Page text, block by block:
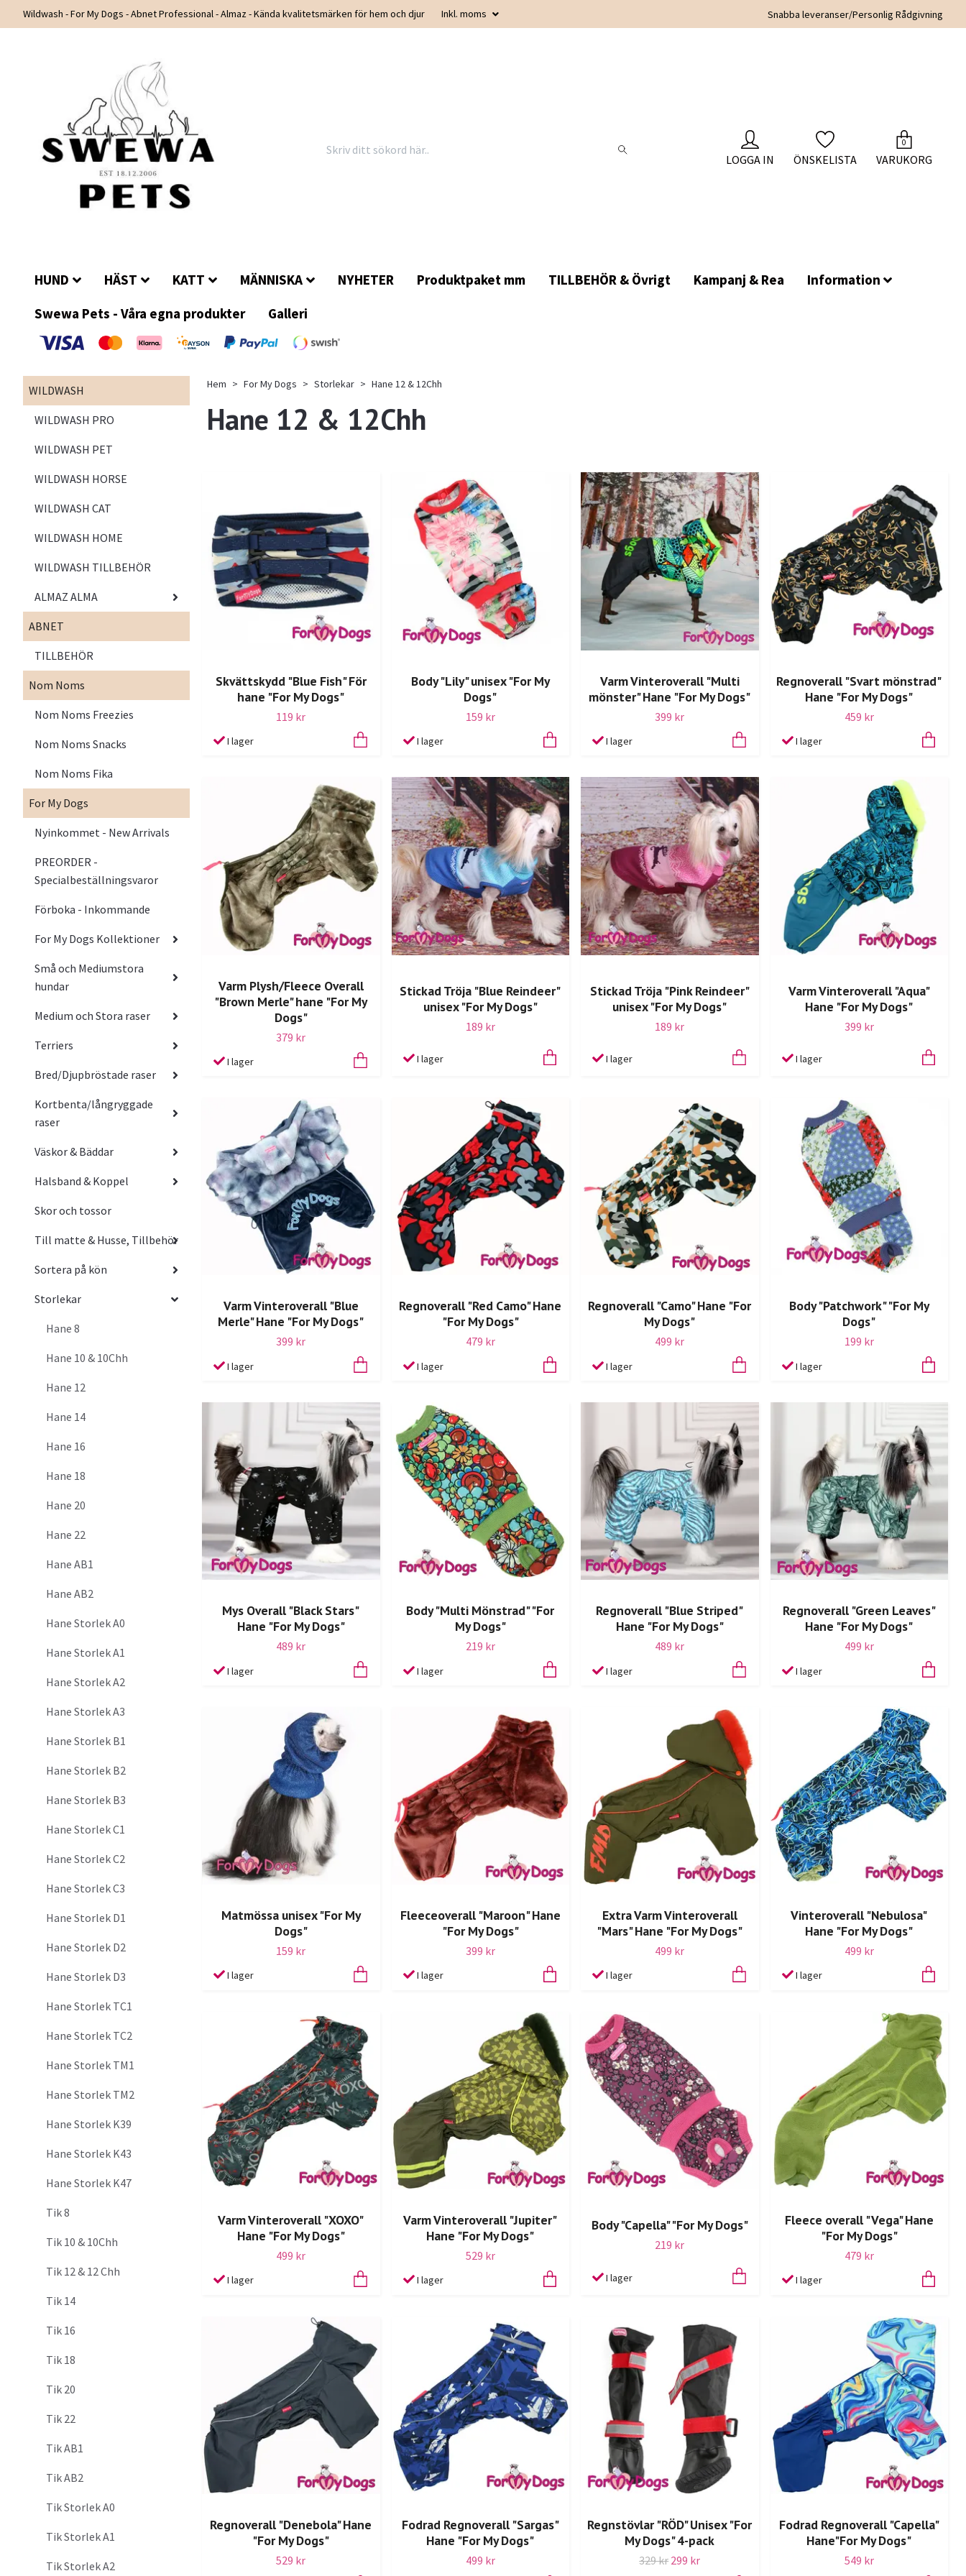
Wildwash - For My Dogs - Abnet Professional - Almaz - Kända kvalitetsmärken för hem och djur Inkl. moms Snabba leveranser/Personlig Rådgivning
LOGGA IN ÖNSKELISTA
0
VARUKORG
HUND HÄST KATT MÄNNISKA NYHETER Produktpaket mm TILLBEHÖR & Övrigt Kampanj & Rea
Information
Swewa Pets - Våra egna produkter
Galleri
WILDWASH
WILDWASH PRO
WILDWASH PET
WILDWASH HORSE
WILDWASH CAT
WILDWASH HOME
WILDWASH TILLBEHÖR
ALMAZ ALMA
ABNET
TILLBEHÖR
Nom Noms
Nom Noms Freezies
Nom Noms Snacks
Nom Noms Fika
For My Dogs
Nyinkommet - New Arrivals
PREORDER -
Specialbeställningsvaror
Förboka - Inkommande
For My Dogs Kollektioner
Små och Mediumstora
hundar
Medium och Stora raser
Terriers
Bred/Djupbröstade raser
Kortbenta/långryggade
raser
Väskor & Bäddar
Halsband & Koppel
Skor och tossor
Till matte & Husse, Tillbehör
Sortera på kön
Storlekar
Hane 8
Hane 10 & 10Chh
Hane 12
Hane 14
Hane 16
Hane 18
Hane 20
Hane 22
Hane AB1
Hane AB2
Hane Storlek A0
Hane Storlek A1
Hane Storlek A2
Hane Storlek A3
Hane Storlek B1
Hane Storlek B2
Hane Storlek B3
Hane Storlek C1
Hane Storlek C2
Hane Storlek C3
Hane Storlek D1
Hane Storlek D2
Hane Storlek D3
Hane Storlek TC1
Hane Storlek TC2
Hane Storlek TM1
Hane Storlek TM2
Hane Storlek K39
Hane Storlek K43
Hane Storlek K47
Tik 8
Tik 10 & 10Chh
Tik 12 & 12 Chh
Tik 14
Tik 16
Tik 18
Tik 20
Tik 22
Tik AB1
Tik AB2
Tik Storlek A0
Tik Storlek A1
Tik Storlek A2
Hem For My Dogs Storlekar Hane 12 & 12Chh
Hane 12 & 12Chh
Skvättskydd "Blue Fish" För
hane "For My Dogs"
119 kr
I lager
Body "Lily" unisex "For My
Dogs"
159 kr
I lager
Varm Vinteroverall "Multi
mönster" Hane "For My Dogs"
399 kr
I lager
Regnoverall "Svart mönstrad"
Hane "For My Dogs"
459 kr
I lager
Varm Plysh/Fleece Overall
"Brown Merle" hane "For My
Dogs"
379 kr
I lager
Stickad Tröja "Blue Reindeer"
unisex "For My Dogs"
189 kr
I lager
Stickad Tröja "Pink Reindeer"
unisex "For My Dogs"
189 kr
I lager
Varm Vinteroverall "Aqua"
Hane "For My Dogs"
399 kr
I lager
Varm Vinteroverall "Blue
Merle" Hane "For My Dogs"
399 kr
I lager
Regnoverall "Red Camo" Hane
"For My Dogs"
479 kr
I lager
Regnoverall "Camo" Hane "For
My Dogs"
499 kr
I lager
Body "Patchwork" "For My
Dogs"
199 kr
I lager
Mys Overall "Black Stars"
Hane "For My Dogs"
489 kr
I lager
Body "Multi Mönstrad" "For
My Dogs"
219 kr
I lager
Regnoverall "Blue Striped"
Hane "For My Dogs"
489 kr
I lager
Regnoverall "Green Leaves"
Hane "For My Dogs"
499 kr
I lager
Matmössa unisex "For My
Dogs"
159 kr
I lager
Fleeceoverall "Maroon" Hane
"For My Dogs"
399 kr
I lager
Extra Varm Vinteroverall
"Mars" Hane "For My Dogs"
499 kr
I lager
Vinteroverall "Nebulosa"
Hane "For My Dogs"
499 kr
I lager
Varm Vinteroverall "XOXO"
Hane "For My Dogs"
499 kr
I lager
Varm Vinteroverall "Jupiter"
Hane "For My Dogs"
529 kr
I lager
Body "Capella" "For My Dogs"
219 kr
I lager
Fleece overall "Vega" Hane
"For My Dogs"
479 kr
I lager
Regnoverall "Denebola" Hane
"For My Dogs"
529 kr
Fodrad Regnoverall "Sargas"
Hane "For My Dogs"
499 kr
Regnstövlar "RÖD" Unisex "For
My Dogs" 4-pack
329 kr 299 kr
Fodrad Regnoverall "Capella"
Hane"For My Dogs"
549 kr